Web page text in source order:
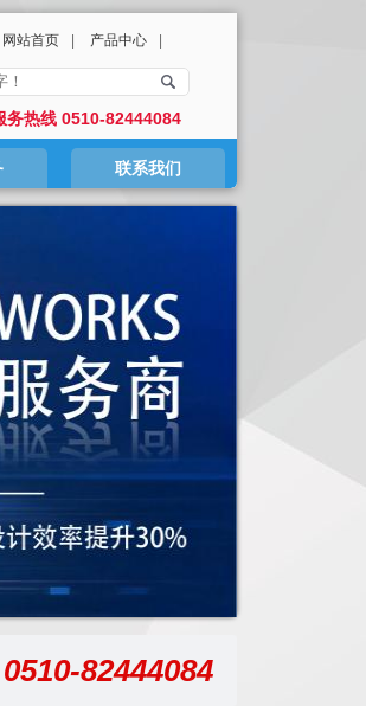
网站首页 产品中心
务热线 0510-82444084
联系我们
0510-82444084